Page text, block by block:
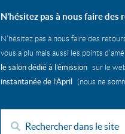
N’hésitez pas à nous faire des
N’hésitez pas à nous faire des
vous a plu mais aussi les points
le salon dédié à l’émission sur le
instantanée de l’April
(nous ne
Rechercher :